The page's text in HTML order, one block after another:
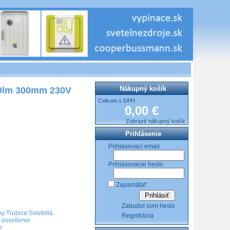
300mm 230V
Trubice Svietidlá
Nákupný košík
Celkom s DPH
0,00 €
Zobraziť nákupný košík
Prihlásenie
Prihlasovací email
Prihlasovacie heslo
Zapamätať
Zabudol som heslo
Registrácia